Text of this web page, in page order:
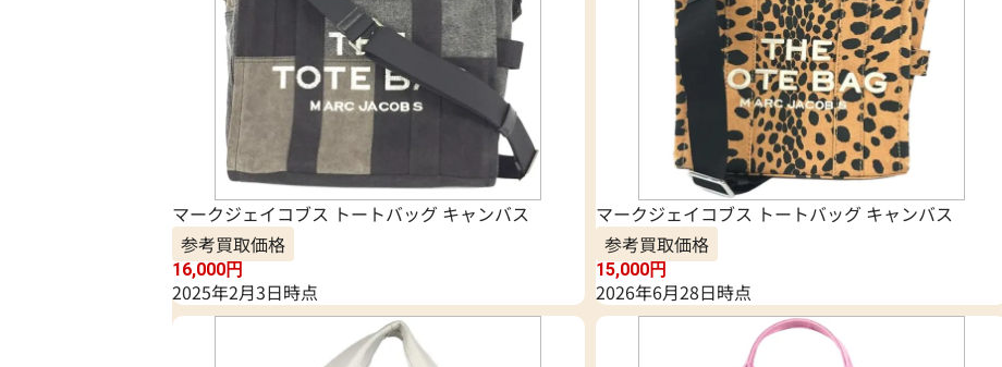
マークジェイコブス トートバッグ キャンバス
参考買取価格
16,000円
2025年2月3日時点
マークジェイコブス トートバッグ キャンバス
参考買取価格
15,000円
2026年6月28日時点